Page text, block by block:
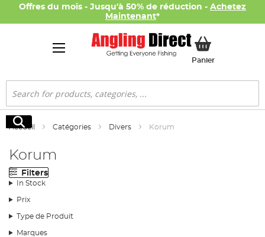
Offres du mois - Jusqu'à 50% de réduction - Achetez
Maintenant*
PanierMon panier
Rechercher
Rechercher
Accueil Catégories Divers Korum
Korum
Filters
In Stock
Prix
Type de Produit
Marques